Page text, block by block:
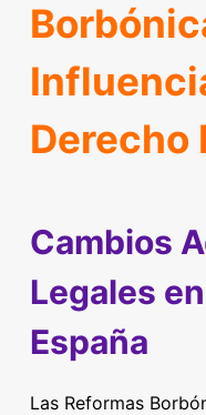
Derecho
Cambios
Legales
España
Las Reformas